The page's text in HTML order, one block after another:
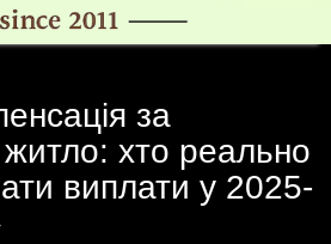
за
хто реально
виплати у 2025-